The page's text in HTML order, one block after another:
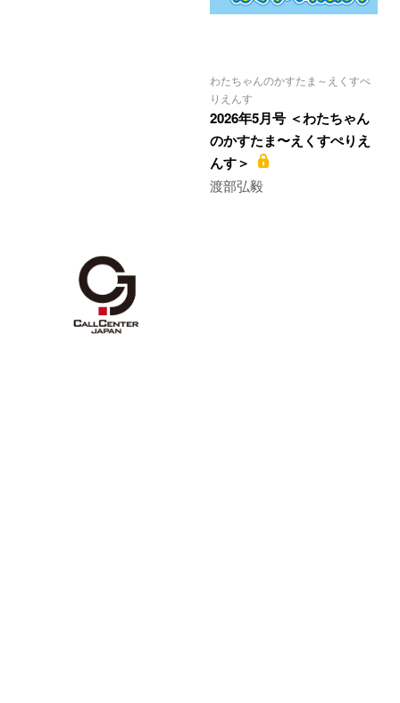
わたちゃんのかすたま～えくすぺ
りえんす
2026年5月号 ＜わたちゃん
のかすたま〜えくすぺりえ
んす＞
渡部弘毅